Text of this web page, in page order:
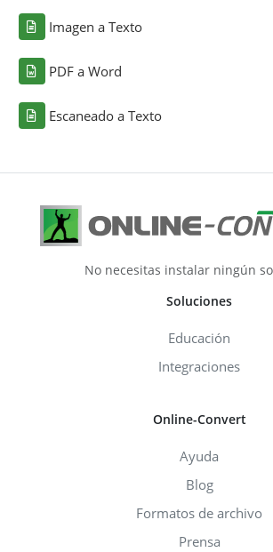
Imagen a Texto
PDF a Word
Escaneado a Texto
No necesitas instalar ningún
Soluciones
Educación
Integraciones
Online-Convert
Ayuda
Blog
Formatos de archivo
Prensa